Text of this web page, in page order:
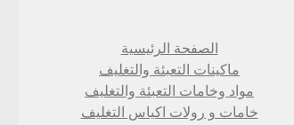
الصفحة الرئيسية
ماكينات التعبئة والتغليف
مواد وخامات التعبئة والتغليف
خامات و رولات اكياس التغليف